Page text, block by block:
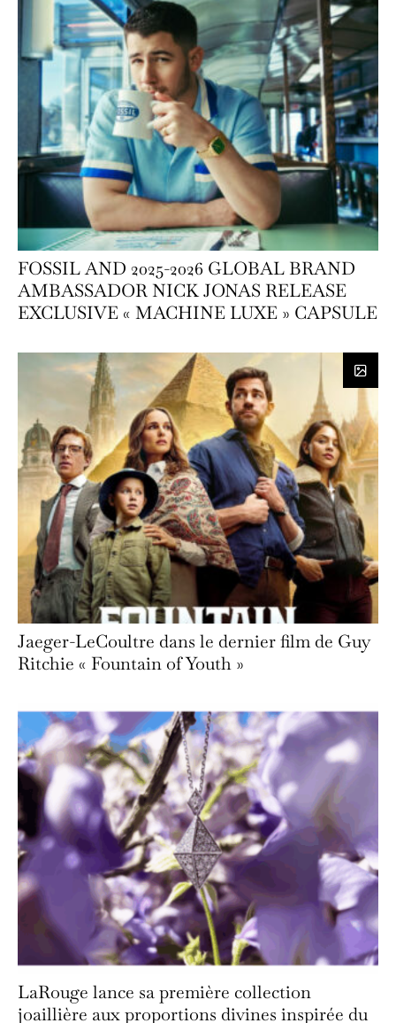
FOSSIL AND 2025-2026 GLOBAL BRAND
AMBASSADOR NICK JONAS RELEASE
EXCLUSIVE « MACHINE LUXE » CAPSULE
Jaeger-LeCoultre dans le dernier film de Guy
Ritchie « Fountain of Youth »
LaRouge lance sa première collection
joaillière aux proportions divines inspirée du